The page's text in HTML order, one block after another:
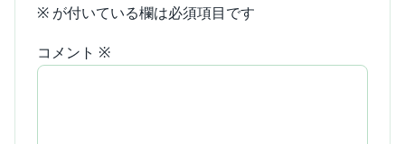
※ が付いている欄は必須項目です
コメント ※